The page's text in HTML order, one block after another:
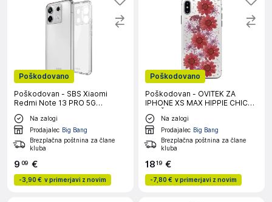
Poškodovano
Poškodovan - SBS Xiaomi
Redmi Note 13 PRO 5G
prozoren ovitek
Na zalogi
Prodajalec Big Bang
Brezplačna poštnina za člane
kluba
9 09 €
-3,90 € v primerjavi z novim
Poškodovano
Poškodovan - OVITEK ZA
IPHONE XS MAX HIPPIE CHIC
RDEČ PURO
Na zalogi
Prodajalec Big Bang
Brezplačna poštnina za člane
kluba
1819 €
-7,80 € v primerjavi z novim